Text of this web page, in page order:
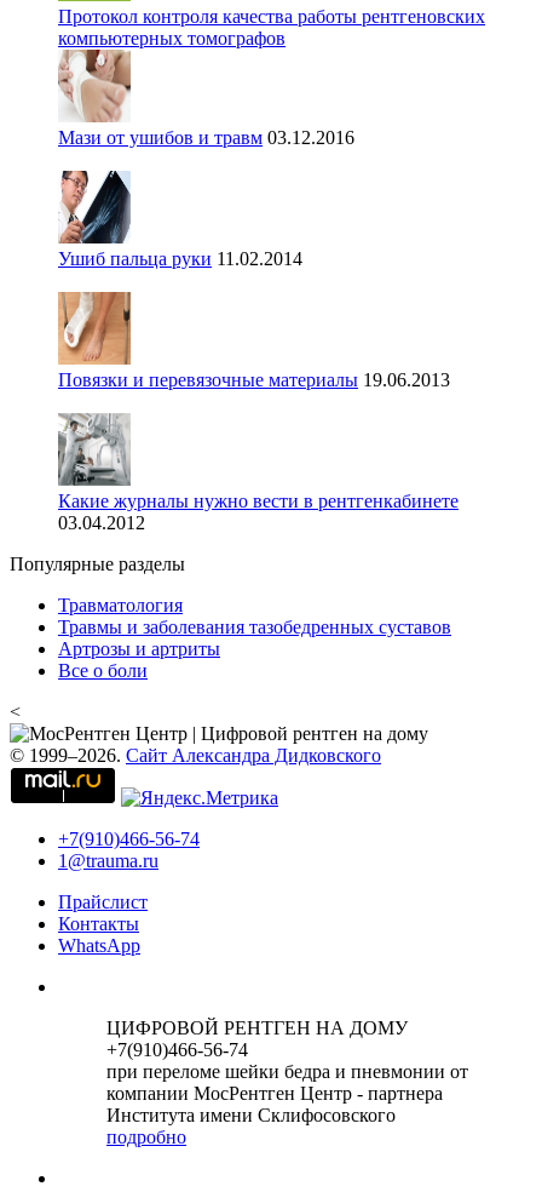
Протокол контроля качества работы рентгеновских
компьютерных томографов
Мази от ушибов и травм 03.12.2016
Ушиб пальца руки 11.02.2014
Повязки и перевязочные материалы 19.06.2013
Какие журналы нужно вести в рентгенкабинете
03.04.2012
Популярные разделы
Травматология
Травмы и заболевания тазобедренных суставов
Артрозы и артриты
Все о боли
<
© 1999–2026. Сайт Александра Дидковского
+7(910)466-56-74
1@trauma.ru
Прайслист
Контакты
WhatsApp
ЦИФРОВОЙ РЕНТГЕН НА ДОМУ
+7(910)466-56-74
при переломе шейки бедра и пневмонии от
компании МосРентген Центр - партнера
Института имени Склифосовского
подробно